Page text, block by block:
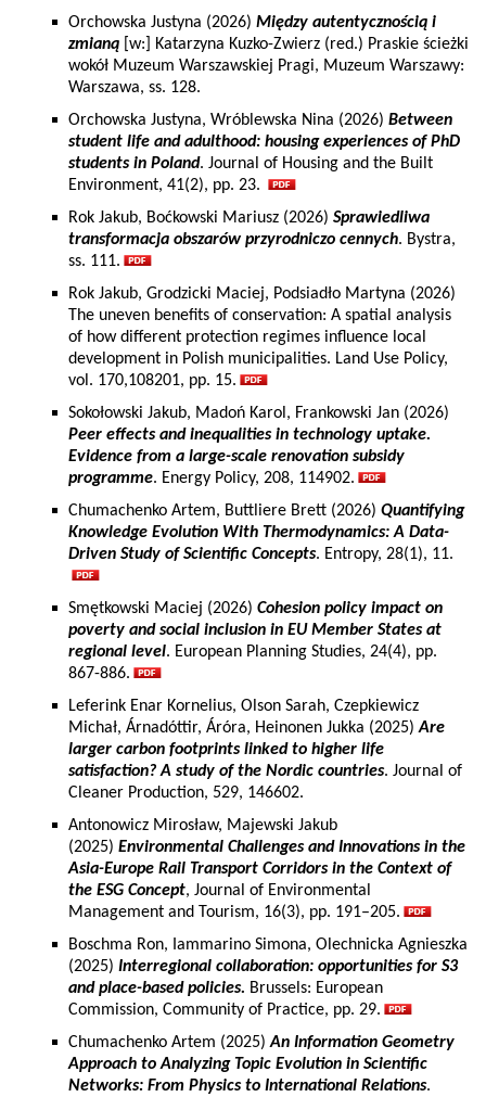
Orchowska Justyna (2026) Między autentycznością i
zmianą [w:] Katarzyna Kuzko-Zwierz (red.) Praskie ścieżki
wokół Muzeum Warszawskiej Pragi, Muzeum Warszawy:
Warszawa, ss. 128.
Orchowska Justyna, Wróblewska Nina (2026) Between
student life and adulthood: housing experiences of PhD
students in Poland. Journal of Housing and the Built
Environment, 41(2), pp. 23.
Rok Jakub, Boćkowski Mariusz (2026) Sprawiedliwa
transformacja obszarów przyrodniczo cennych. Bystra,
ss. 111.
Rok Jakub, Grodzicki Maciej, Podsiadło Martyna (2026)
The uneven benefits of conservation: A spatial analysis
of how different protection regimes influence local
development in Polish municipalities. Land Use Policy,
vol. 170,108201, pp. 15.
Sokołowski Jakub, Madoń Karol, Frankowski Jan (2026)
Peer effects and inequalities in technology uptake.
Evidence from a large-scale renovation subsidy
programme. Energy Policy, 208, 114902.
Chumachenko Artem, Buttliere Brett (2026) Quantifying
Knowledge Evolution With Thermodynamics: A Data-
Driven Study of Scientific Concepts. Entropy, 28(1), 11.
Smętkowski Maciej (2026) Cohesion policy impact on
poverty and social inclusion in EU Member States at
regional level. European Planning Studies, 24(4), pp.
867-886.
Leferink Enar Kornelius, Olson Sarah, Czepkiewicz
Michał, Árnadóttir, Áróra, Heinonen Jukka (2025)Are
larger carbon footprints linked to higher life
satisfaction? A study of the Nordic countries. Journal of
Cleaner Production, 529, 146602.
Antonowicz Mirosław, Majewski Jakub
(2025) Environmental Challenges and Innovations in the
Asia-Europe Rail Transport Corridors in the Context of
the ESG Concept, Journal of Environmental
Management and Tourism, 16(3), pp. 191–205.
Boschma Ron, Iammarino Simona, Olechnicka Agnieszka
(2025) Interregional collaboration: opportunities for S3
and place-based policies. Brussels: European
Commission, Community of Practice, pp. 29.
Chumachenko Artem (2025)An Information Geometry
Approach to Analyzing Topic Evolution in Scientific
Networks: From Physics to International Relations.